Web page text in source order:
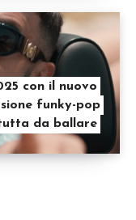
con il nuovo
funky-pop
da ballare